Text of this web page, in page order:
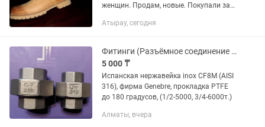
женщин. Продам, новые. Покупали за
Атырау, сегодня
Фитинги (Разъёмное соединение американка.)
5 000 ₸
Испанская нержавейка inox CF8M (AISI
316), фирма Genebre, прокладка PTFE
до 180 градусов, (1/2-5000, 3/4-6000т.)
Алматы, вчера